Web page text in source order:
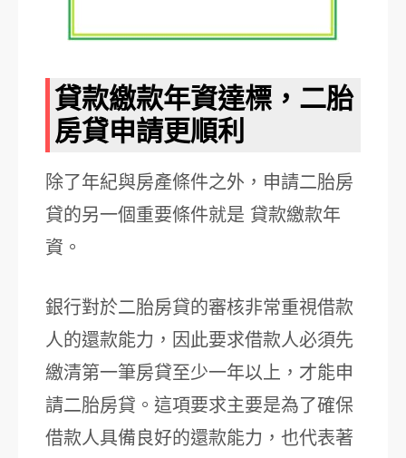
貸款繳款年資達標，二胎
房貸申請更順利
除了年紀與房產條件之外，申請二胎房
貸的另一個重要條件就是 貸款繳款年
資。
銀行對於二胎房貸的審核非常重視借款
人的還款能力，因此要求借款人必須先
繳清第一筆房貸至少一年以上，才能申
請二胎房貸。這項要求主要是為了確保
借款人具備良好的還款能力，也代表著